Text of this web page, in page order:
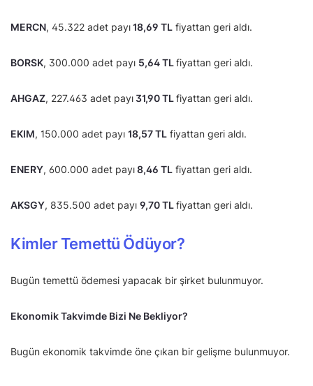
MERCN, 45.322 adet payı18,69 TL fiyattan geri aldı.
BORSK, 300.000 adet payı 5,64 TLfiyattan geri aldı.
AHGAZ, 227.463 adet payı31,90 TLfiyattan geri aldı.
EKIM, 150.000 adet payı 18,57 TL fiyattan geri aldı.
ENERY, 600.000 adet payı8,46 TL fiyattan geri aldı.
AKSGY, 835.500 adet payı 9,70 TLfiyattan geri aldı.
Kimler Temettü Ödüyor?
Bugün temettü ödemesi yapacak bir şirket bulunmuyor.
Ekonomik Takvimde Bizi Ne Bekliyor?
Bugün ekonomik takvimde öne çıkan bir gelişme bulunmuyor.